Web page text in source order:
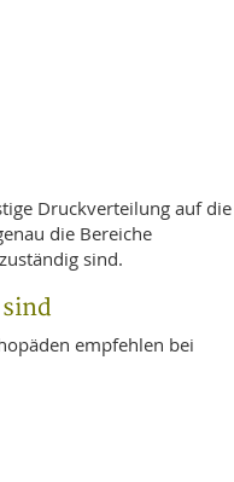
Druckverteilung auf die
die Bereiche
sind.
empfehlen bei